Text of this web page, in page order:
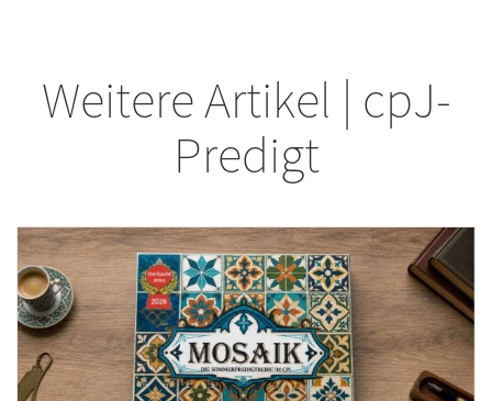
Weitere Artikel | cpJ-
Predigt